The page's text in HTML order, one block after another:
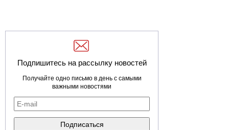
Подпишитесь на рассылку новостей
Получайте одно письмо в день с самыми
важными новостями